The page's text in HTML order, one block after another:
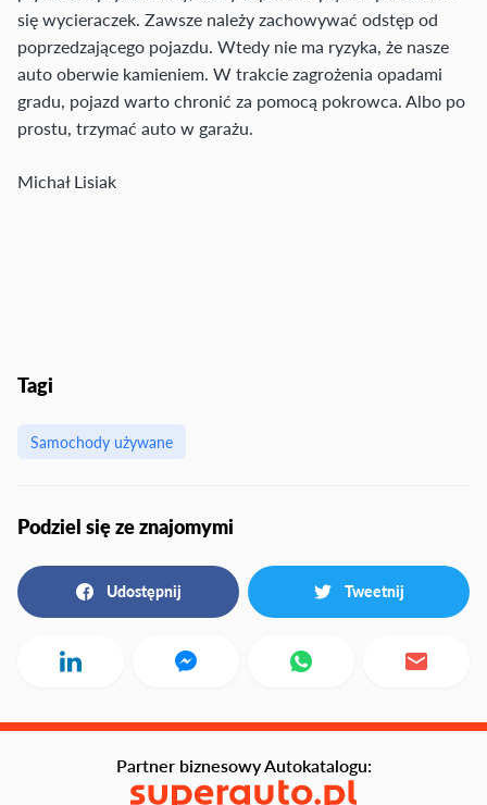
się wycieraczek. Zawsze należy zachowywać odstęp od
poprzedzającego pojazdu. Wtedy nie ma ryzyka, że nasze
auto oberwie kamieniem. W trakcie zagrożenia opadami
gradu, pojazd warto chronić za pomocą pokrowca. Albo po
prostu, trzymać auto w garażu.
Michał Lisiak
Tagi
Samochody używane
Podziel się ze znajomymi
Udostępnij Tweetnij
Partner biznesowy Autokatalogu: